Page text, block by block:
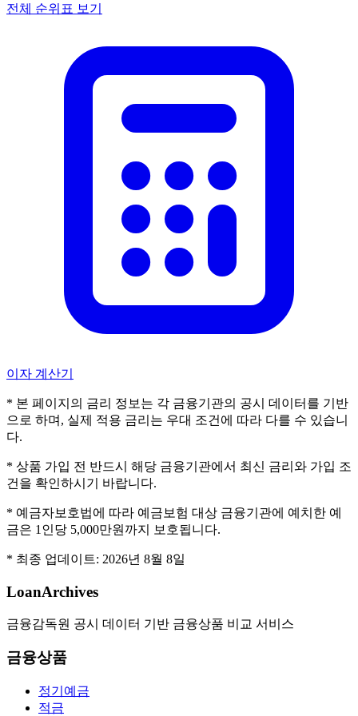
전체 순위표 보기
이자 계산기
* 본 페이지의 금리 정보는 각 금융기관의 공시 데이터를 기반
으로 하며, 실제 적용 금리는 우대 조건에 따라 다를 수 있습니
다.
* 상품 가입 전 반드시 해당 금융기관에서 최신 금리와 가입 조
건을 확인하시기 바랍니다.
* 예금자보호법에 따라 예금보험 대상 금융기관에 예치한 예
금은 1인당 5,000만원까지 보호됩니다.
* 최종 업데이트: 2026년 8월 8일
LoanArchives
금융감독원 공시 데이터 기반 금융상품 비교 서비스
금융상품
정기예금
적금